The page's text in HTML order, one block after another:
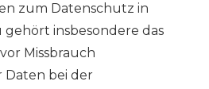
zum Datenschutz in
insbesondere das
Missbrauch
Daten bei der